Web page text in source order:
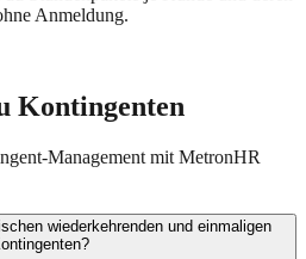
Anmeldung.
Kontingenten
Management mit MetronHR
wiederkehrenden und einmaligen